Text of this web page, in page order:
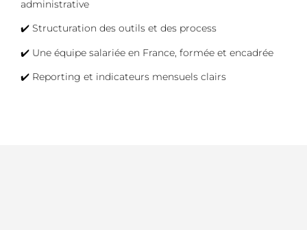
administrative
✔️ Structuration des outils et des process
✔️ Une équipe salariée en France, formée et encadrée
✔️ Reporting et indicateurs mensuels clairs